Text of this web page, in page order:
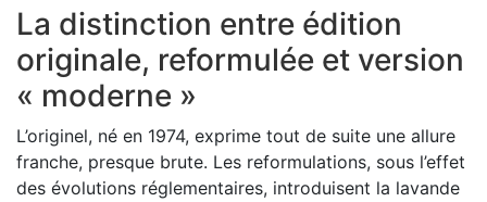
La distinction entre édition
originale, reformulée et version
« moderne »
L’originel, né en 1974, exprime tout de suite une allure
franche, presque brute. Les reformulations, sous l’effet
des évolutions réglementaires, introduisent la lavande